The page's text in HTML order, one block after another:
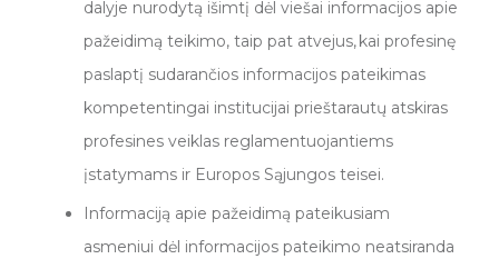
dalyje nurodytą išimtį dėl viešai informacijos apie
pažeidimą teikimo, taip pat atvejus, kai profesinę
paslaptį sudarančios informacijos pateikimas
kompetentingai institucijai prieštarautų atskiras
profesines veiklas reglamentuojantiems
įstatymams ir Europos Sąjungos teisei.
Informaciją apie pažeidimą pateikusiam
asmeniui dėl informacijos pateikimo neatsiranda